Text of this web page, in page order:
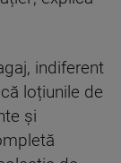
indiferent
loțiunile de
și